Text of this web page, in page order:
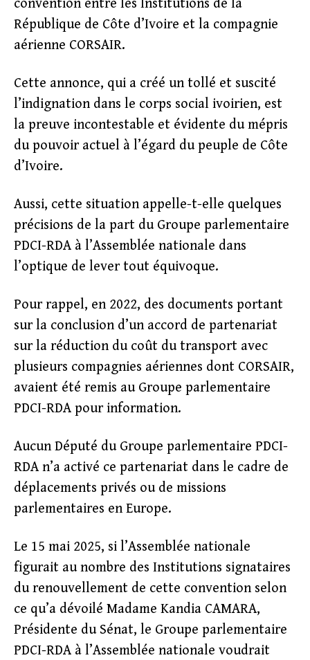
convention entre les Institutions de la
République de Côte d’Ivoire et la compagnie
aérienne CORSAIR.
Cette annonce, qui a créé un tollé et suscité
l’indignation dans le corps social ivoirien, est
la preuve incontestable et évidente du mépris
du pouvoir actuel à l’égard du peuple de Côte
d’Ivoire.
Aussi, cette situation appelle-t-elle quelques
précisions de la part du Groupe parlementaire
PDCI-RDA à l’Assemblée nationale dans
l’optique de lever tout équivoque.
Pour rappel, en 2022, des documents portant
sur la conclusion d’un accord de partenariat
sur la réduction du coût du transport avec
plusieurs compagnies aériennes dont CORSAIR,
avaient été remis au Groupe parlementaire
PDCI-RDA pour information.
Aucun Député du Groupe parlementaire PDCI-
RDA n’a activé ce partenariat dans le cadre de
déplacements privés ou de missions
parlementaires en Europe.
Le 15 mai 2025, si l’Assemblée nationale
figurait au nombre des Institutions signataires
du renouvellement de cette convention selon
ce qu’a dévoilé Madame Kandia CAMARA,
Présidente du Sénat, le Groupe parlementaire
PDCI-RDA à l’Assemblée nationale voudrait